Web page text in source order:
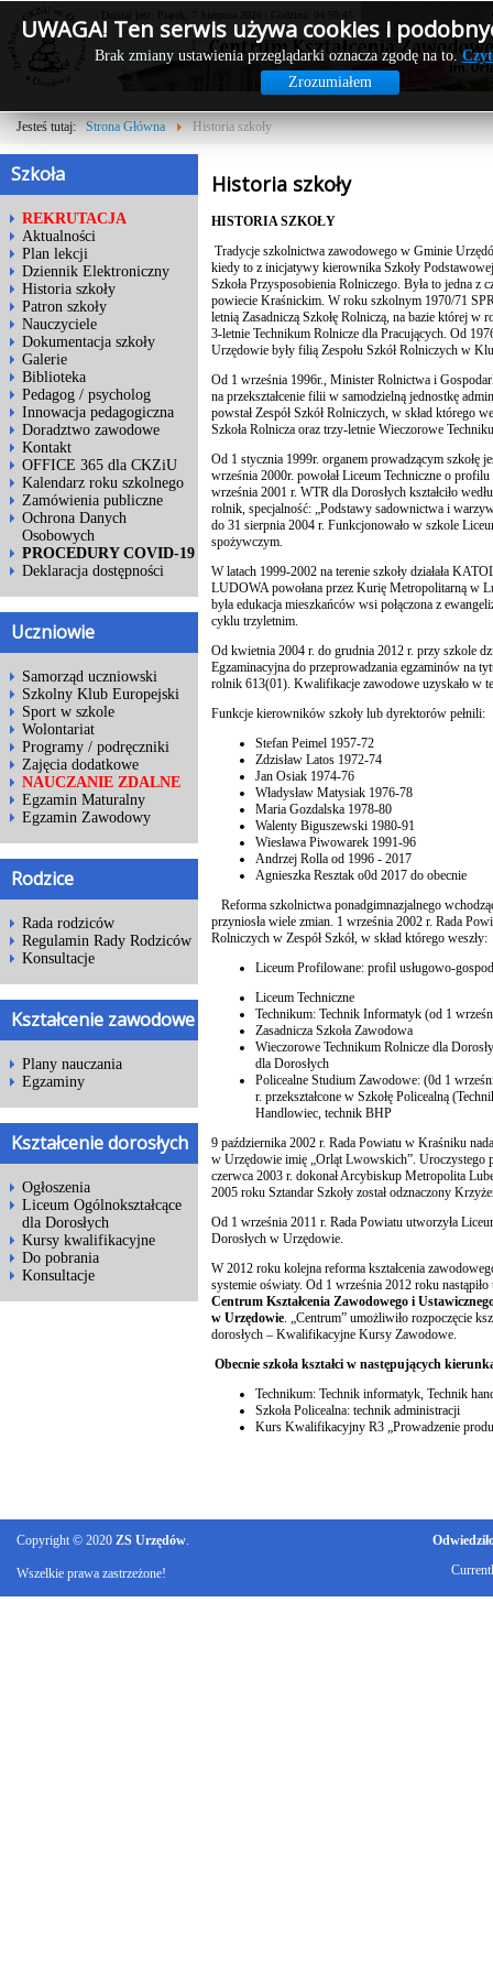
UWAGA! Ten serwis używa cookies i
Brak zmiany ustawienia przeglądarki oznacza zgodę na to.
Zrozumiałem
Dzisiaj jest: Piątek, 7 Sierpnia 2026 | Godzina: 04:50:45
Jesteś tutaj: Strona Główna Historia szkoły
Szkoła
REKRUTACJA
Aktualności
Plan lekcji
Dziennik Elektroniczny
Historia szkoły
Patron szkoły
Nauczyciele
Dokumentacja szkoły
Galerie
Biblioteka
Pedagog / psycholog
Innowacja pedagogiczna
Doradztwo zawodowe
Kontakt
OFFICE 365 dla CKZiU
Kalendarz roku szkolnego
Zamówienia publiczne
Ochrona Danych
Osobowych
PROCEDURY COVID-19
Deklaracja dostępności
Uczniowie
Samorząd uczniowski
Szkolny Klub Europejski
Sport w szkole
Wolontariat
Programy / podręczniki
Zajęcia dodatkowe
NAUCZANIE ZDALNE
Egzamin Maturalny
Egzamin Zawodowy
Rodzice
Rada rodziców
Regulamin Rady Rodziców
Konsultacje
Kształcenie zawodowe
Plany nauczania
Egzaminy
Kształcenie dorosłych
Ogłoszenia
Liceum Ogólnokształcące
dla Dorosłych
Kursy kwalifikacyjne
Do pobrania
Konsultacje
Historia szkoły
HISTORIA SZKOŁY
Tradycje szkolnictwa zawodowego w Gminie
kiedy to z inicjatywy kierownika Szkoły Podstawowej
Szkoła Przysposobienia Rolniczego. Była to jedna z
powiecie Kraśnickim. W roku szkolnym 1970/71 SPR
letnią Zasadniczą Szkołę Rolniczą, na bazie której w
3-letnie Technikum Rolnicze dla Pracujących. Od
Urzędowie były filią Zespołu Szkół Rolniczych w
Od 1 września 1996r., Minister Rolnictwa i
na przekształcenie filii w samodzielną jednostkę
powstał Zespół Szkół Rolniczych, w skład którego
Szkoła Rolnicza oraz trzy-letnie Wieczorowe
Od 1 stycznia 1999r. organem prowadzącym szkołę
września 2000r. powołał Liceum Techniczne o
września 2001 r. WTR dla Dorosłych kształciło
rolnik, specjalność: „Podstawy sadownictwa i
do 31 sierpnia 2004 r. Funkcjonowało w szkole
spożywczym.
W latach 1999-2002 na terenie szkoły działała
LUDOWA powołana przez Kurię Metropolitarną w
była edukacja mieszkańców wsi połączona z
cyklu trzyletnim.
Od kwietnia 2004 r. do grudnia 2012 r. przy szkole
Egzaminacyjna do przeprowadzania egzaminów na
rolnik 613(01). Kwalifikacje zawodowe uzyskało w
Funkcje kierowników szkoły lub dyrektorów pełnili:
Stefan Peimel 1957-72
Zdzisław Latos 1972-74
Jan Osiak 1974-76
Władysław Matysiak 1976-78
Maria Gozdalska 1978-80
Walenty Biguszewski 1980-91
Wiesława Piwowarek 1991-96
Andrzej Rolla od 1996 - 2017
Agnieszka Resztak o0d 2017 do obecnie
Reforma szkolnictwa ponadgimnazjalnego
przyniosła wiele zmian. 1 września 2002 r. Rada
Rolniczych w Zespół Szkół, w skład którego weszły:
Liceum Profilowane: profil usługowo-
Liceum Techniczne
Technikum: Technik Informatyk (od 1
Zasadnicza Szkoła Zawodowa
Wieczorowe Technikum Rolnicze dla
dla Dorosłych
Policealne Studium Zawodowe: (0d 1
r. przekształcone w Szkołę Policealną
Handlowiec, technik BHP
9 października 2002 r. Rada Powiatu w Kraśniku
w Urzędowie imię „Orląt Lwowskich”. Uroczystego
czerwca 2003 r. dokonał Arcybiskup Metropolita
2005 roku Sztandar Szkoły został odznaczony
Od 1 września 2011 r. Rada Powiatu utworzyła
Dorosłych w Urzędowie.
W 2012 roku kolejna reforma kształcenia
systemie oświaty. Od 1 września 2012 roku
Centrum Kształcenia Zawodowego i
w Urzędowie. „Centrum” umożliwiło rozpoczęcie
dorosłych – Kwalifikacyjne Kursy Zawodowe.
Obecnie szkoła kształci w następujących
Technikum: Technik informatyk, Technik
Szkoła Policealna: technik administracji
Kurs Kwalifikacyjny R3 „Prowadzenie
Copyright © 2020 ZS Urzędów.
Wszelkie prawa zastrzeżone!